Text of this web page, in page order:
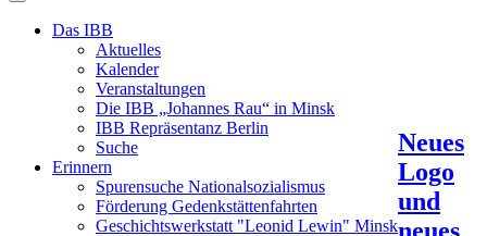
Das IBB
Aktuelles
Kalender
Veranstaltungen
Die IBB „Johannes Rau“ in Minsk
IBB Repräsentanz Berlin
Suche
Erinnern
Spurensuche Nationalsozialismus
Förderung Gedenkstättenfahrten
Geschichtswerkstatt "Leonid Lewin" Minsk
Neues
Logo
und